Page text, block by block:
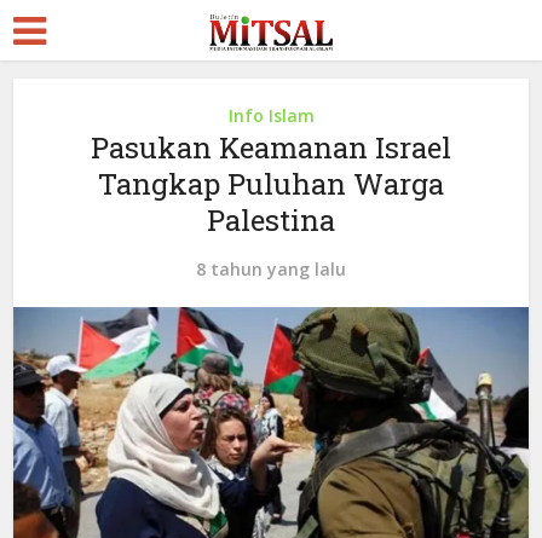
Info Islam
Pasukan Keamanan Israel
Tangkap Puluhan Warga
Palestina
8 tahun yang lalu